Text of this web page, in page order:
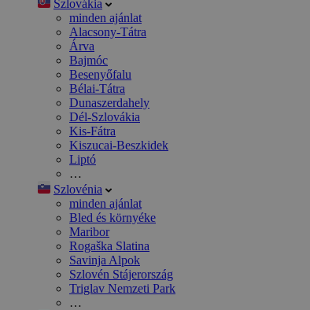
Szlovákia
minden ajánlat
Alacsony-Tátra
Árva
Bajmóc
Besenyőfalu
Bélai-Tátra
Dunaszerdahely
Dél-Szlovákia
Kis-Fátra
Kiszucai-Beszkidek
Liptó
…
Szlovénia
minden ajánlat
Bled és környéke
Maribor
Rogaška Slatina
Savinja Alpok
Szlovén Stájerország
Triglav Nemzeti Park
…